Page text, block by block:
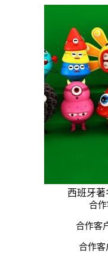
西班牙著
合
合作客
合作客